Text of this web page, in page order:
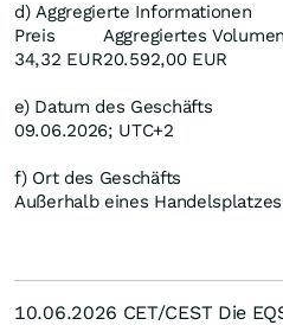
d) Aggregierte Informationen
Preis
Aggregiertes Volumen
34,32 EUR20.592,00 EUR
e) Datum des Geschäfts
09.06.2026; UTC+2
f) Ort des Geschäfts
Außerhalb eines Handelsplatzes
10.06.2026 CET/CEST Die